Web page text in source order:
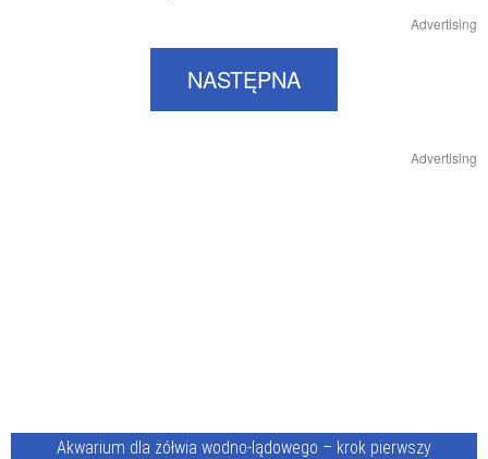
Advertising
NASTĘPNA
Advertising
Akwarium dla żółwia wodno-lądowego – krok pierwszy